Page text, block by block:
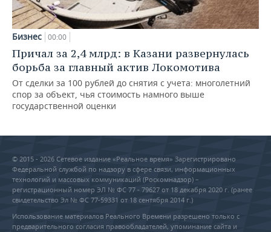
Бизнес 00:00
Причал за 2,4 млрд: в Казани развернулась
борьба за главный актив Локомотива
От сделки за 100 рублей до снятия с учета: многолетний
спор за объект, чья стоимость намного выше
государственной оценки
© 2015 - 2026 Сетевое издание «Реальное время» Зарегистрировано
Федеральной службой по надзору в сфере связи, информационных
технологий и массовых коммуникаций (Роскомнадзор) –
регистрационный номер ЭЛ № ФС 77 - 79627 от 18 декабря 2020 г. (ранее
свидетельство Эл № ФС 77-59331 от 18 сентября 2014 г.)
Использование материалов Реального Времени разрешено только с
предварительного согласия правообладателей, упоминание сайта и